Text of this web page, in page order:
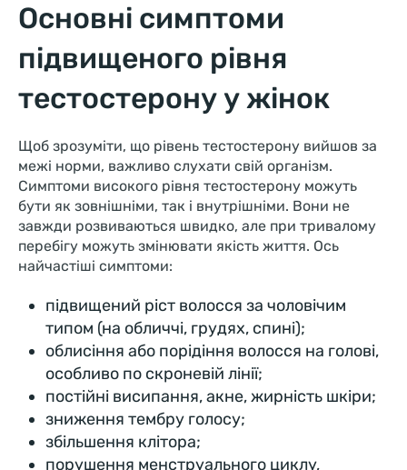
Основні симптоми
підвищеного рівня
тестостерону у жінок
Щоб зрозуміти, що рівень тестостерону вийшов за
межі норми, важливо слухати свій організм.
Симптоми високого рівня тестостерону можуть
бути як зовнішніми, так і внутрішніми. Вони не
завжди розвиваються швидко, але при тривалому
перебігу можуть змінювати якість життя. Ось
найчастіші симптоми:
підвищений ріст волосся за чоловічим
типом (на обличчі, грудях, спині);
облисіння або порідіння волосся на голові,
особливо по скроневій лінії;
постійні висипання, акне, жирність шкіри;
зниження тембру голосу;
збільшення клітора;
порушення менструального циклу,